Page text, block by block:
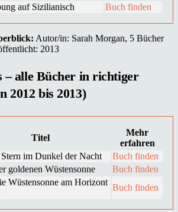
auf Sizilianisch Buch finden
Autor/in: Sarah Morgan, 5 Bücher
2013
– alle Bücher in richtiger
2012 bis 2013)
Titel
Mehr
erfahren
im Dunkel der Nacht
Buch finden
goldenen Wüstensonne
Buch finden
Wüstensonne am Horizont
Buch finden